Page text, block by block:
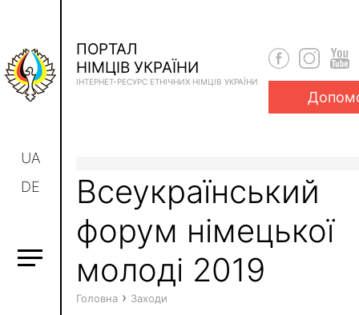
UA
DE
ПОРТАЛ
НІМЦІВ УКРАЇНИ
ІНТЕРНЕТ-РЕСУРС ЕТНІЧНИХ НІМЦІВ УКРАЇНИ
Всеукраїнський
форум німецької
молоді 2019
Головна › Заходи